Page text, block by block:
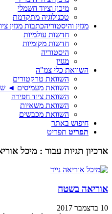
מיכון וציוד חשמלי
טכנולוגיה מתקדמת
מגזין והיסטוריהכתבות מגזין
חדשות עולמיות
חדשות מקומיות
היסטוריה
מגזין
השוואת כלי צמ"ה
השוואת טרקטורים
השוואת מעמיסים ◄
השוואת ציוד חפירה
השוואת משאיות
השוואת מכבשים
חיפוש באתר
תפריט תפריט
ארכיון תגיות עבור : מיכל
אוריאה בשטח
10 בדצמבר 2017